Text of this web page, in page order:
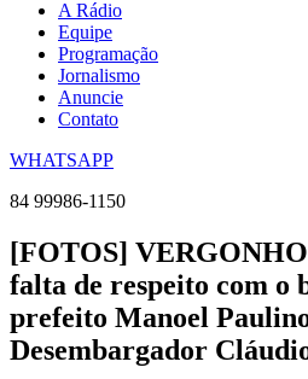
A Rádio
Equipe
Programação
Jornalismo
Anuncie
Contato
WHATSAPP
84 99986-1150
[FOTOS]
falta de respeito com o
prefeito Manoel
Desembargador